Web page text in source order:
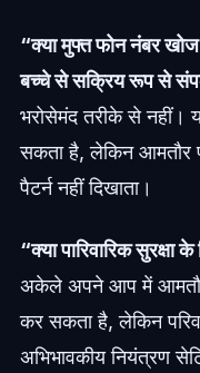
“क्या मुफ्त फोन नंबर
बच्चे से सक्रिय रूप से
भरोसेमंद तरीके से नहीं।
सकता है, लेकिन आमतौर
पैटर्न नहीं दिखाता।
“क्या पारिवारिक सुरक्षा
अकेले अपने आप में
कर सकता है, लेकिन
अभिभावकीय नियंत्रण